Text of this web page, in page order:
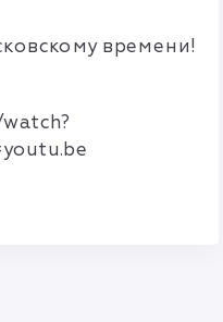
времени!